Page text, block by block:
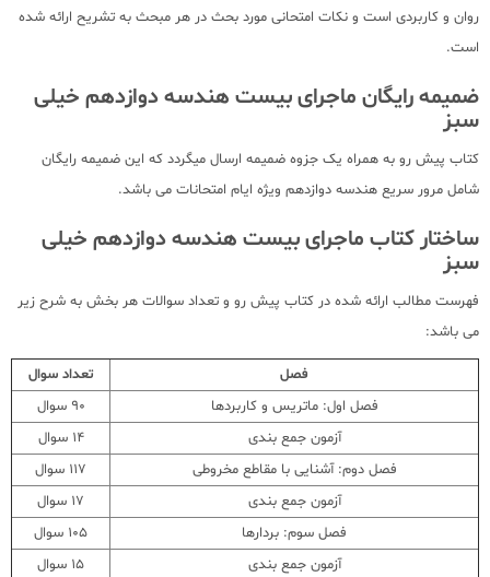
روان و کاربردی است و نکات امتحانی مورد بحث در هر مبحث به تشریح ارائه شده
است.
ضمیمه رایگان ماجرای بیست هندسه دوازدهم خیلی
سبز
کتاب پیش رو به همراه یک جزوه ضمیمه ارسال میگردد که این ضمیمه رایگان
شامل مرور سریع هندسه دوازدهم ویژه ایام امتحانات می باشد.
ساختار کتاب ماجرای بیست هندسه دوازدهم خیلی
سبز
فهرست مطالب ارائه شده در کتاب پیش رو و تعداد سوالات هر بخش به شرح زیر
می باشد:
فصل
تعداد سوال
فصل اول: ماتریس و کاربردها
90 سوال
آزمون جمع بندی
14 سوال
فصل دوم: آشنایی با مقاطع مخروطی
117 سوال
آزمون جمع بندی
17 سوال
فصل سوم: بردارها
105 سوال
آزمون جمع بندی
15 سوال